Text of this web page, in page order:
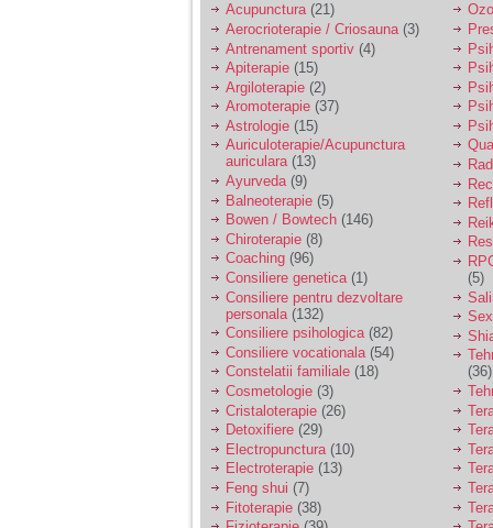
Ma aflu aici pentru ca
vreau sa stiu daca am
nevoie de un psiholog
sau psihiatru.
Sunt casatorita, am
31 de ani si un copil in
varsta de 2 ani care
mi-e lumina ochilor.
De ceva timp simt ca
mi s-a adunat
oboseala, o oboseala
cronica de care nu pot
scapa si simt ca din
cauza ei nu pot
controla nervii si
cateodata are copilul
de suferit.
Am o bariera peste
care nu pot trece:
prietena mea a ramas
insarcinata cu o fata.
Am fost de comun
acord sa facem un
copil, cu gandul ca e
baiat.
Acupunctura(21)
Aerocrioterapie / Criosauna (3)
Antrenament sportiv (4)
Apiterapie (15)
Argiloterapie (2)
Aromoterapie (37)
Astrologie (15)
Auriculoterapie/Acupunctura
auriculara(13)
Ayurveda(9)
Balneoterapie (5)
Bowen / Bowtech (146)
Chiroterapie (8)
Coaching (96)
Consiliere genetica(1)
Consiliere pentru dezvoltare
personala (132)
Consiliere psihologica(82)
Consiliere vocationala (54)
Constelatii familiale (18)
Cosmetologie (3)
Cristaloterapie (26)
Detoxifiere (29)
Electropunctura (10)
Electroterapie (13)
Feng shui (7)
Fitoterapie (38)
(5)
(36)